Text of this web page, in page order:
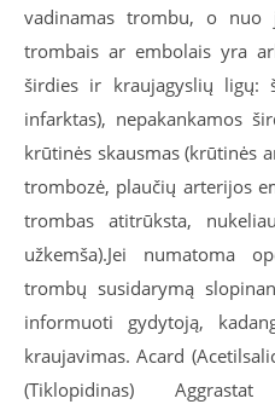
vadinamas trombu, o nuo
trombais ar embolais yra
širdies ir kraujagyslių ligų:
infarktas), nepakankamos
krūtinės skausmas (krūtinės
trombozė, plaučių arterijos
trombas atitrūksta,
užkemša).Jei numatoma
trombų susidarymą
informuoti gydytoją,
kraujavimas. Acard
(Tiklopidinas)